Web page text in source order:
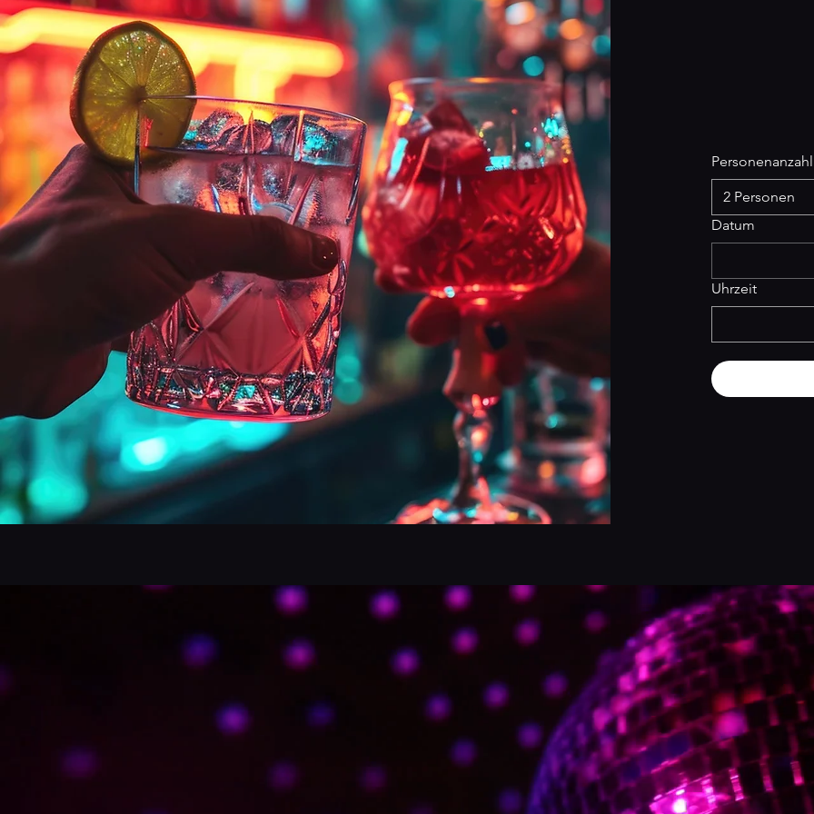
Personenanzahl
2 Personen
Datum
Uhrzeit
Happy Hour Special